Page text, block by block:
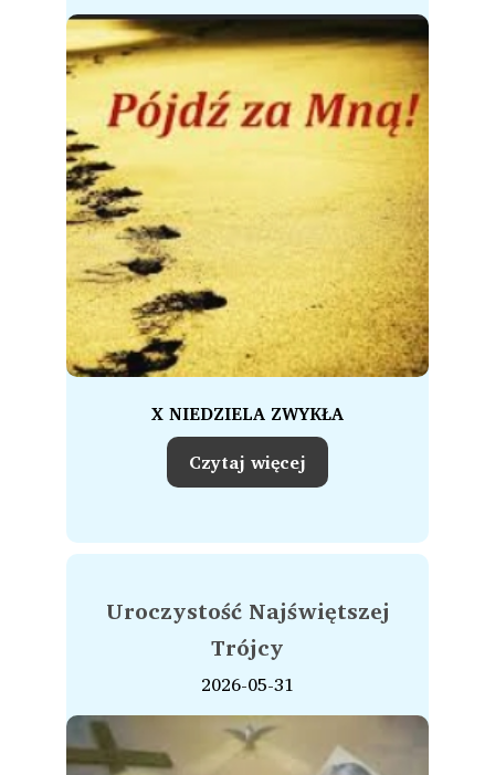
X NIEDZIELA ZWYKŁA
Czytaj więcej
Uroczystość Najświętszej
Trójcy
2026-05-31